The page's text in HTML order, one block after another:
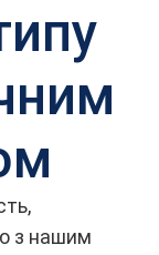
з нашим